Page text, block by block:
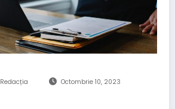
Redacția Octombrie 10, 2023